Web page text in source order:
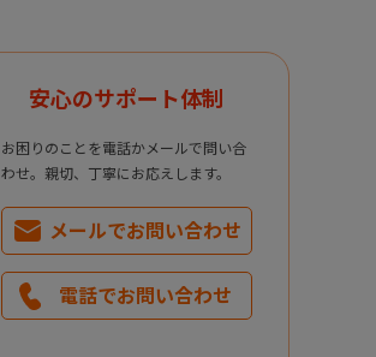
安心のサポート体制
お困りのことを電話かメールで問い合
わせ。親切、丁寧にお応えします。
メールでお問い合わせ
電話でお問い合わせ